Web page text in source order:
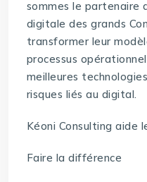
sommes le partenaire
digitale des grands
transformer leur
processus
meilleures
risques liés au digital.
Kéoni Consulting aide
Faire la différence